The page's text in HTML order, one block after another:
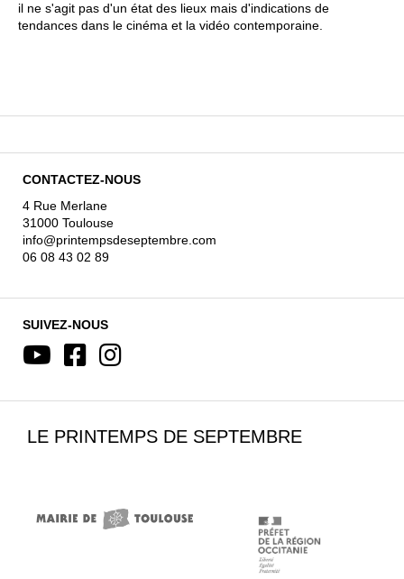
il ne s'agit pas d'un état des lieux mais d'indications de
tendances dans le cinéma et la vidéo contemporaine.
CONTACTEZ-NOUS
4 Rue Merlane
31000 Toulouse
info@printempsdeseptembre.com
06 08 43 02 89
SUIVEZ-NOUS
LE PRINTEMPS DE SEPTEMBRE